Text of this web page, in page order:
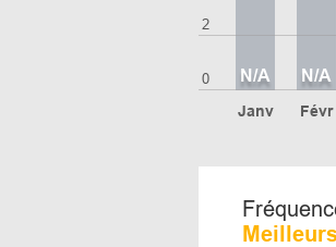
0
2
Janv
N/A
Févr
N/A